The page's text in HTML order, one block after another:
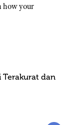
how your
Terakurat dan